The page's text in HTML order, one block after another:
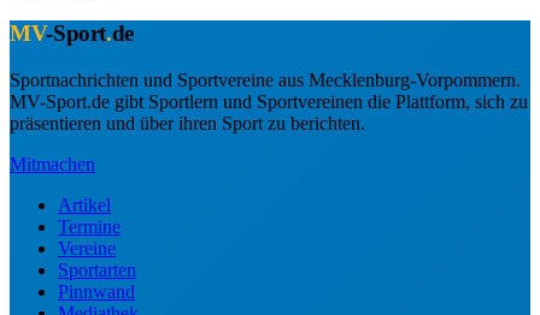
MV-Sport.de
Sportnachrichten und Sportvereine aus Mecklenburg-Vorpommern.
MV-Sport.de gibt Sportlern und Sportvereinen die Plattform, sich zu
präsentieren und über ihren Sport zu berichten.
Mitmachen
Artikel
Termine
Vereine
Sportarten
Pinnwand